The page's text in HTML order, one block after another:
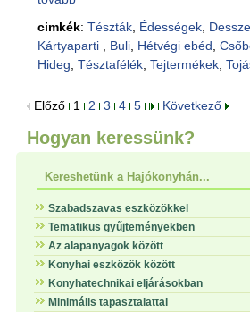
cimkék: Tészták, Édességek,
Kártyaparti
Buli, Hétvégi ebéd
Hideg Tésztafélék, Tejtermékek,
Előző 1 2 3 4 5 Következő
Hogyan keressünk?
Kereshetünk a Hajókonyhán...
Szabadszavas eszközökkel
Tematikus gyűjteményekben
Az alapanyagok között
Konyhai eszközök között
Konyhatechnikai eljárásokban
Minimális tapasztalattal